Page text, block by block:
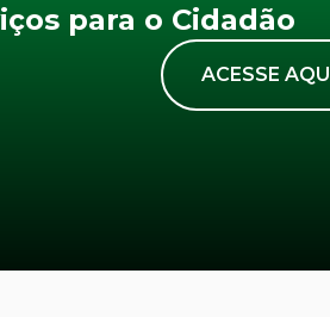
para o Cidadão
ACESSE AQUI